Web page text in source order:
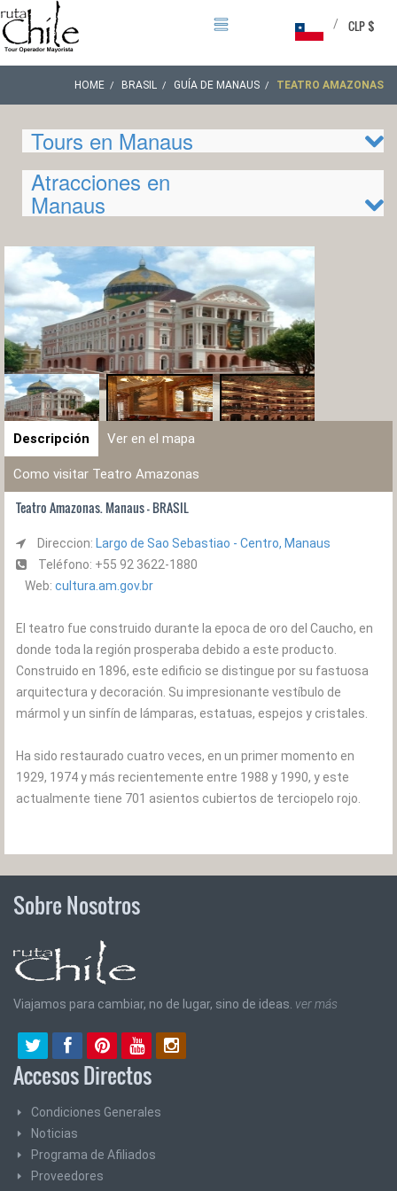
CLP $
/
HOME BRASIL GUÍA DE MANAUS TEATRO AMAZONAS
Tours en Manaus
Atracciones en
Manaus
Descripción Ver en el mapa
Como visitar Teatro Amazonas
Teatro Amazonas. Manaus - BRASIL
Direccion: Largo de Sao Sebastiao - Centro, Manaus
Teléfono: +55 92 3622-1880
Web: cultura.am.gov.br
El teatro fue construido durante la epoca de oro del Caucho, en
donde toda la región prosperaba debido a este producto.
Construido en 1896, este edificio se distingue por su fastuosa
arquitectura y decoración. Su impresionante vestíbulo de
mármol y un sinfín de lámparas, estatuas, espejos y cristales.
Ha sido restaurado cuatro veces, en un primer momento en
1929, 1974 y más recientemente entre 1988 y 1990, y este
actualmente tiene 701 asientos cubiertos de terciopelo rojo.
Sobre Nosotros
Viajamos para cambiar, no de lugar, sino de ideas. ver más
Accesos Directos
Condiciones Generales
Noticias
Programa de Afiliados
Proveedores